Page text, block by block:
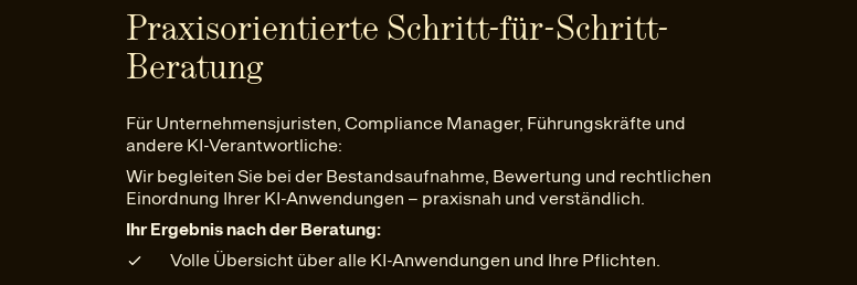
Praxisorientierte Schritt-für-Schritt-
Beratung
Für Unternehmensjuristen, Compliance Manager, Führungskräfte und
andere KI-Verantwortliche:
Wir begleiten Sie bei der Bestandsaufnahme, Bewertung und rechtlichen
Einordnung Ihrer KI-Anwendungen – praxisnah und verständlich.
Ihr Ergebnis nach der Beratung:
Volle Übersicht über alle KI-Anwendungen und Ihre Pflichten.